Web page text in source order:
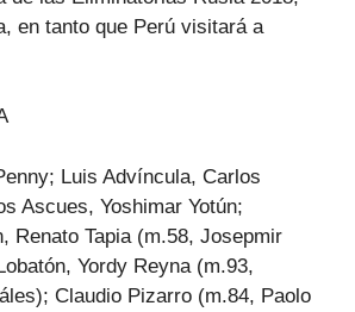
en tanto que Perú visitará a
Luis Advíncula, Carlos
Ascues, Yoshimar Yotún;
Renato Tapia (m.58, Josepmir
Yordy Reyna (m.93,
Claudio Pizarro (m.84, Paolo